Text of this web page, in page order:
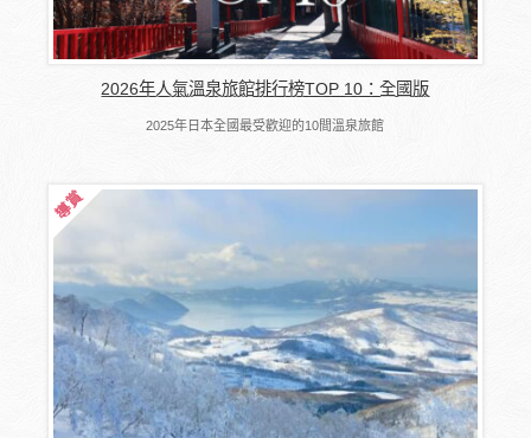
2026年人氣溫泉旅館排行榜TOP 10：全國版
2025年日本全國最受歡迎的10間溫泉旅館